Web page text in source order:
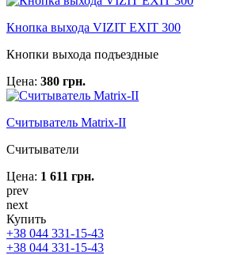
Кнопка выхода VIZIT EXIT 300
Кнопки выхода подъездные
Цена: 380 грн.
Считыватель Matrix-II
Считыватели
Цена: 1 611 грн.
prev
next
Купить
+38 044 331-15-43
+38 044 331-15-43